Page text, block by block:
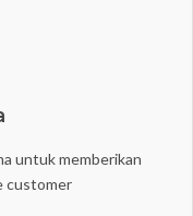
untuk memberikan
customer